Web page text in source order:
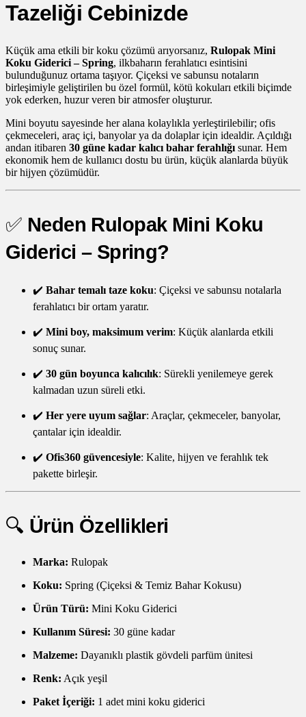
Tazeliği Cebinizde
Küçük ama etkili bir koku çözümü arıyorsanız, Rulopak Mini
Koku Giderici – Spring, ilkbaharın ferahlatıcı esintisini
bulunduğunuz ortama taşıyor. Çiçeksi ve sabunsu notaların
birleşimiyle geliştirilen bu özel formül, kötü kokuları etkili biçimde
yok ederken, huzur veren bir atmosfer oluşturur.
Mini boyutu sayesinde her alana kolaylıkla yerleştirilebilir; ofis
çekmeceleri, araç içi, banyolar ya da dolaplar için idealdir. Açıldığı
andan itibaren 30 güne kadar kalıcı bahar ferahlığı sunar. Hem
ekonomik hem de kullanıcı dostu bu ürün, küçük alanlarda büyük
bir hijyen çözümüdür.
✅ Neden Rulopak Mini Koku
Giderici – Spring?
✔️ Bahar temalı taze koku: Çiçeksi ve sabunsu notalarla
ferahlatıcı bir ortam yaratır.
✔️ Mini boy, maksimum verim: Küçük alanlarda etkili
sonuç sunar.
✔️ 30 gün boyunca kalıcılık: Sürekli yenilemeye gerek
kalmadan uzun süreli etki.
✔️ Her yere uyum sağlar: Araçlar, çekmeceler, banyolar,
çantalar için idealdir.
✔️ Ofis360 güvencesiyle: Kalite, hijyen ve ferahlık tek
pakette birleşir.
🔍 Ürün Özellikleri
Marka: Rulopak
Koku: Spring (Çiçeksi & Temiz Bahar Kokusu)
Ürün Türü: Mini Koku Giderici
Kullanım Süresi: 30 güne kadar
Malzeme: Dayanıklı plastik gövdeli parfüm ünitesi
Renk: Açık yeşil
Paket İçeriği: 1 adet mini koku giderici